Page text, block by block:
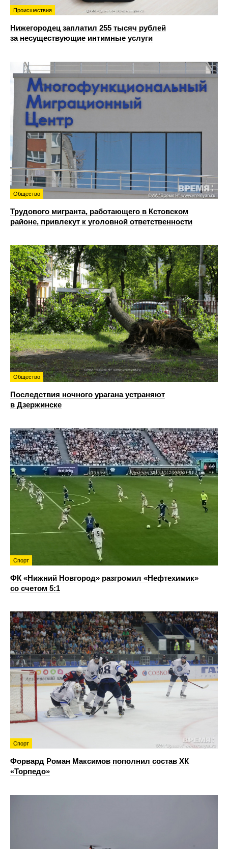
Происшествия
Нижегородец заплатил 255 тысяч рублей
за несуществующие интимные услуги
Общество
Трудового мигранта, работающего в Кстовском
районе, привлекут к уголовной ответственности
Общество
Последствия ночного урагана устраняют
в Дзержинске
Спорт
ФК «Нижний Новгород» разгромил «Нефтехимик»
со счетом 5:1
Спорт
Форвард Роман Максимов пополнил состав ХК
«Торпедо»